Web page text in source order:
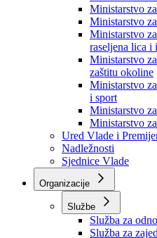
Ministarstva
Ministarstvo
Ministarstvo
Ministarstvo
Ministarstvo
raseljena lica i
Ministarstvo
zaštitu okoline
Ministarstvo
i sport
Ministarstvo za
Ministarstvo za
Ured Vlade i
Nadležnosti
Sjednice Vlade
Organizacije